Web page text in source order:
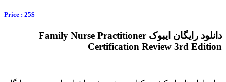
Price : 25$
دانلود رایگان ایبوک Family Nurse Practitioner
Certification Review 3rd Edition